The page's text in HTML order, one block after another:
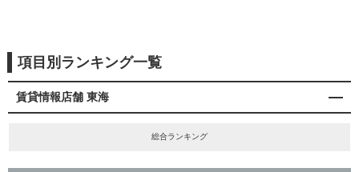
項目別ランキング一覧
賃貸情報店舗 東海
総合ランキング